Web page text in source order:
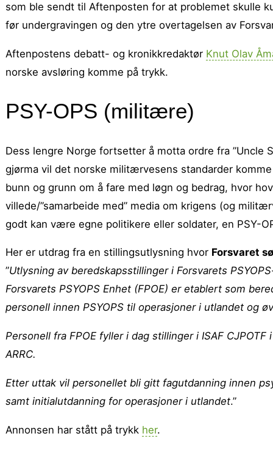
som ble sendt til Aftenposten for at problemet skulle
før undergravingen og den ytre overtagelsen av
Aftenpostens debatt- og kronikkredaktør Knut Olav
norske avsløring komme på trykk.
PSY-OPS (militære)
Dess lengre Norge fortsetter å motta ordre fra ”Uncle
gjørma vil det norske militærvesens standarder
bunn og grunn om å fare med løgn og bedrag, hvor
villede/”samarbeide med” media om krigens (og
godt kan være egne politikere eller soldater, en PSY-
Her er utdrag fra en stillingsutlysning hvor Forsvaret
”Utlysning av beredskapsstillinger i Forsvarets
Forsvarets PSYOPS Enhet (FPOE) er etablert som
personell innen PSYOPS til operasjoner i utlandet og
Personell fra FPOE fyller i dag stillinger i ISAF
ARRC.
Etter uttak vil personellet bli gitt fagutdanning innen
samt initialutdanning for operasjoner i utlandet.”
Annonsen har stått på trykk her.